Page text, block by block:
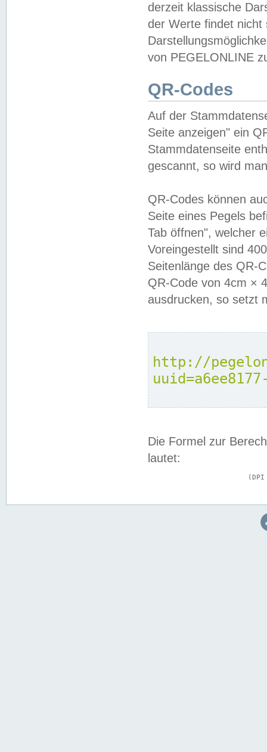
derzeit klassische
der Werte findet
von PEGELONLINE
QR-Codes
Auf der
Seite anzeigen" ein
Stammdatenseite
gescannt, so wird
QR-Codes können
Seite eines Pegels
Tab öffnen", welcher
Voreingestellt sind
Seitenlänge des QR-
QR-Code von 4cm ×
ausdrucken, so setzt
http://
Die Formel zur
lautet: